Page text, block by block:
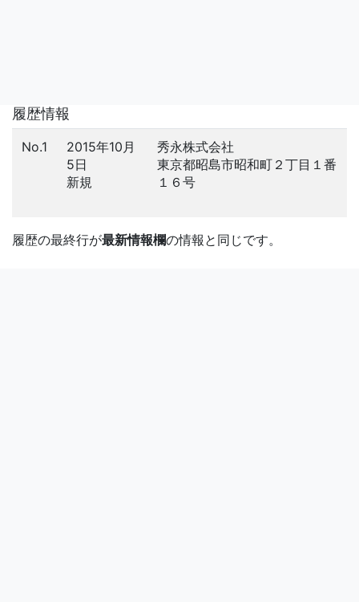
履歴情報
No.1
2015年10月
5日
新規
秀永株式会社
東京都昭島市昭和町２丁目１番
１６号
履歴の最終行が最新情報欄の情報と同じです。